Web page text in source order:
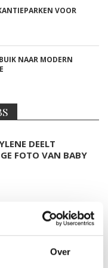
Over
VOOR
NAAR MODERN
DEELT
FOTO VAN BABY
KONINGSBERGER
SCOTTIE